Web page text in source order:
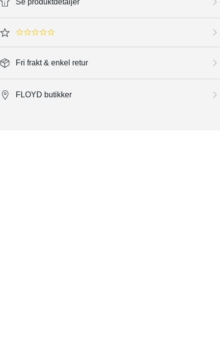
Se produktdetaljer
0.0 star rating
Fri frakt & enkel retur
FLOYD butikker